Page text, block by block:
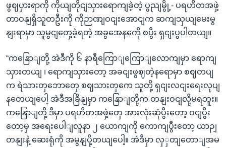
ဖွဈပှားရာကို ကိုယျတိုငျသှားရောကျခဲ့တဲ့ ပွညျမွို့- ပရဟိတအဖှဲ့
တာဝနျရှိသူတဦးကို ကိုဉာဏျဝငျးအောငျက ဆကျသှယျမေးမွ
နျးရာမှာ သူမွငျတှေ့ခဲ့ရတဲ့ အခွအေနကေို စပွီး ရှငျးပွပါတယျ။
“ကနြောျတို့ အဲဒီကို ၆ နာရီကြောျကြောျလောကျမှာ ရောကျ
သှားတယျ ၊ ရောကျသှားတော့ အခငျးဖွဈတဲ့နရောမှာ စဈတပျ
က ရဲသားတှဘောတှေ စဈသားတှကေ သူတို့ ရှငျးလငျးရေးလုပျ
နတေယျပေါ့ အဲဒီအခြိနျမှာ ကနြောျတို့က တနျးဝငျလို့မရဘူး။
ကနြောျတို့ ဒီမှာ ပရဟိတအဖှဲ့တှေ အားလုံးဆုံပွီးတော့ ဝငျပွီး
တော့မှ အရေးပေါျလူနာ ၂ ယောကျကို ကောကျပွီးတော့ ယာဉျ
တနျးနဲ့ ဆေးရုံကို အမွနျပို့တယျပေါ့။ အဲဒီမှာ လှှတျတောျအမ